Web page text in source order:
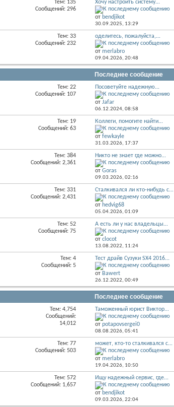
лента
Тем: 135
Сообщений: 296
Хочу настроить систему...
от bendjikot
30.09.2025, 13:29
лента
Тем: 33
Сообщений: 232
оделитесь, пожалуйста,...
отmerlabro
09.04.2026,20:48
Последнее сообщение
лента
Тем: 22
Сообщений: 107
Посоветуйте надежную...
отJafar
06.12.2024,08:58
лента
Тем: 19
Сообщений: 63
Коллеги, помогите найти...
отfewkayle
31.03.2026, 17:37
лента
Тем: 384
Сообщений: 2,361
Никто не знает где можно...
отGoras
09.03.2026,02:16
лента
Тем: 331
Сообщений: 2,431
Сталкивался ли кто-нибудь с...
от hedvig68
05.04.2026,01:09
лента
Тем: 52
Сообщений: 75
А есть ли у нас владельцы...
отclocot
13.08.2022, 11:24
Тем: 4
Сообщений: 5
Тест драйв Сузуки SX4 2016...
от Bawert
26.12.2022,00:49
Последнее сообщение
Тем: 4,754
Сообщений:
14,012
Таможенный юрист Виктор...
отpotapovsergei0
08.08.2026,05:41
лента
Тем: 77
Сообщений: 503
может, кто-то сталкивался с...
отmerlabro
19.04.2026, 10:50
лента
Тем: 572
Сообщений: 1,657
Ищу надежный сервис, где...
от bendjikot
09.03.2026,22:04